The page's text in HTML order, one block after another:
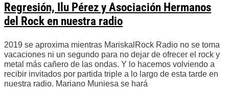
Regresión, Ilu Pérez y Asociación Hermanos
del Rock en nuestra radio
2019 se aproxima mientras MariskalRock Radio no se toma
vacaciones ni un segundo para no dejar de ofrecer el rock y
metal más cañero de las ondas. Y lo hacemos volviendo a
recibir invitados por partida triple a lo largo de esta tarde en
nuestra radio. Mariano Muniesa se hará